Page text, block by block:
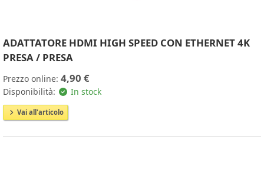
ADATTATORE HDMI HIGH SPEED CON ETHERNET 4K
PRESA / PRESA
Prezzo online: 4,90 €
Disponibilità: In stock
Vai all'articolo